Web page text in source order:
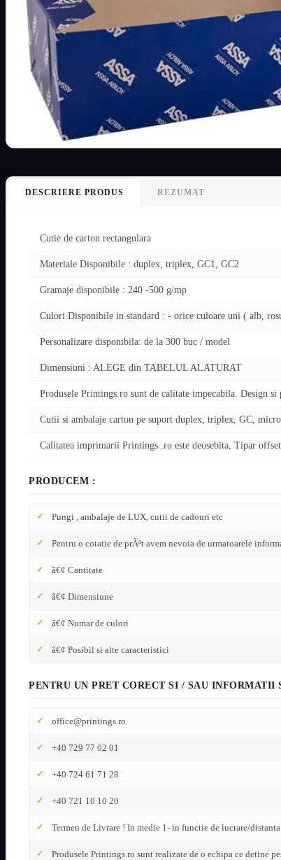
DESCRIERE PRODUS REZUMAT
Cutie de carton rectangulara
Materiale Disponibile : duplex, triplex, GC1, GC2
Gramaje disponibile : 240 -500 g/mp
Culori Disponibile in standard : - orice culoare uni ( alb,
Personalizare disponibila: de la 300 buc / model
Dimensiuni : ALEGE din TABELUL ALATURAT
Produsele Printings.ro sunt de calitate impecabila. Design
Cutii si ambalaje carton pe suport duplex, triplex, GC,
Calitatea imprimarii Printings .ro este deosebita, Tipar
PRODUCEM :
Pungi , ambalaje de LUX, cutii de cadouri etc
Pentru o cotatie de prÃªt avem nevoia de urmatoarele
â€¢ Cantitate
â€¢ Dimensiune
â€¢ Numar de culori
â€¢ Posibil si alte caracteristici
PENTRU UN PRET CORECT SI / SAU
office@printings.ro
+40 729 77 02 01
+40 724 61 71 28
+40 721 10 10 20
Termen de Livrare ! In medie 1- in functie de lucrare/distanta
Produsele Printings.ro sunt realizate de o echipa ce detine